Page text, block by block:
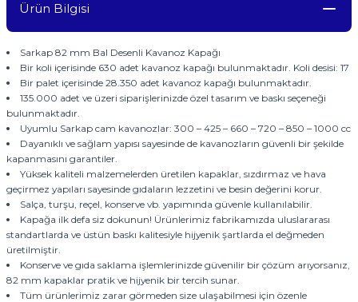
Ürün Bilgisi
Sarkap 82 mm Bal Desenli Kavanoz Kapağı
Bir koli içerisinde 630 adet kavanoz kapağı bulunmaktadır. Koli desisi: 17
Bir palet içerisinde 28.350 adet kavanoz kapağı bulunmaktadır.
135.000 adet ve üzeri siparişlerinizde özel tasarım ve baskı seçeneği
bulunmaktadır.
Uyumlu Sarkap cam kavanozlar: 300 – 425 – 660 – 720 – 850 – 1000 cc
Dayanıklı ve sağlam yapısı sayesinde de kavanozların güvenli bir şekilde
kapanmasını garantiler.
Yüksek kaliteli malzemelerden üretilen kapaklar, sızdırmaz ve hava
geçirmez yapıları sayesinde gıdaların lezzetini ve besin değerini korur.
Salça, turşu, reçel, konserve vb. yapımında güvenle kullanılabilir.
Kapağa ilk defa siz dokunun! Ürünlerimiz fabrikamızda uluslararası
standartlarda ve üstün baskı kalitesiyle hijyenik şartlarda el değmeden
üretilmiştir.
Konserve ve gıda saklama işlemlerinizde güvenilir bir çözüm arıyorsanız,
82 mm kapaklar pratik ve hijyenik bir tercih sunar.
Tüm ürünlerimiz zarar görmeden size ulaşabilmesi için özenle